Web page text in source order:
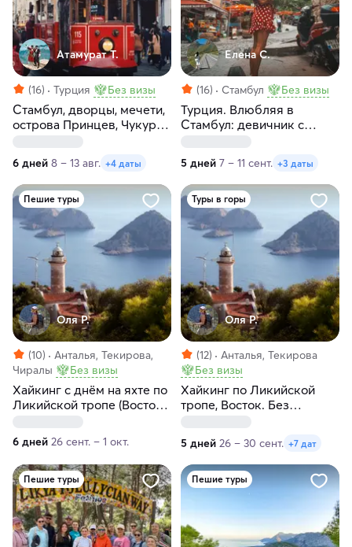
Атамурат Т.
(16) Турция Без визы
Стамбул, дворцы, мечети,
острова Принцев, Чукур
6 дней 8 – 13 авг. +4 даты
Елена С.
(16) Стамбул Без визы
Турция. Влюбляя в
Стамбул: девичник с
5 дней 7 – 11 сент. +3 даты
Пешие туры
Оля Р.
(10)
Анталья, Текирова,
Чиралы
Без визы
Xайкинг c днём на яхте по
Ликийской тропе (Восток).
6 дней 26 сент. – 1 окт.
Туры в горы
Оля Р.
(12)
Анталья, Текирова
Без визы
Хайкинг по Ликийской
тропе, Восток. Без
5 дней 26 – 30 сент. +7 дат
Пешие туры Пешие туры